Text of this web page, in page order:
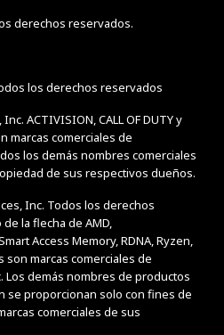
derechos reservados.
los derechos reservados
ACTIVISION, CALL OF DUTY y
marcas comerciales de
los demás nombres comerciales
de sus respectivos dueños.
Inc. Todos los derechos
la flecha de AMD,
Access Memory, RDNA, Ryzen,
son marcas comerciales de
Los demás nombres de productos
se proporcionan solo con fines de
comerciales de sus